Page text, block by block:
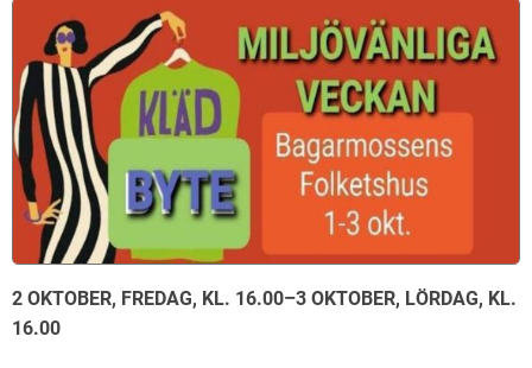
2 OKTOBER, FREDAG, KL. 16.00–3 OKTOBER, LÖRDAG, KL.
16.00